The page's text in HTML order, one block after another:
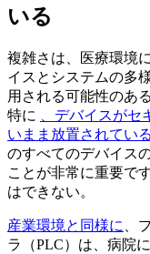
いる
複雑さは、医療環境
イスとシステムの多
用される可能性のあ
特に
、デバイスが
いまま放置されてい
のすべてのデバイス
ことが非常に重要で
はできない。
産業環境と同様に
、
ラ（PLC）は、病院